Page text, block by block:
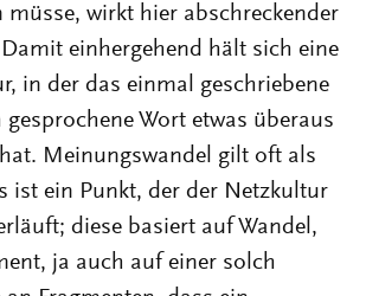
müsse, wirkt hier abschreckender
einhergehend hält sich eine
in der das einmal geschriebene
Wort etwas überaus
Meinungswandel gilt oft als
ist ein Punkt, der der Netzkultur
diese basiert auf Wandel,
ja auch auf einer solch